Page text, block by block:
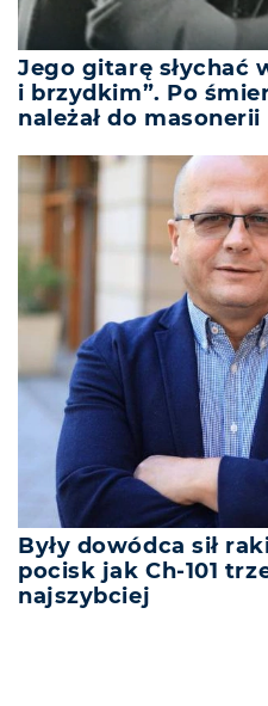
Jego gitarę słychać
i brzydkim”. Po
należał do masonerii
Były dowódca sił
pocisk jak Ch-101
najszybciej